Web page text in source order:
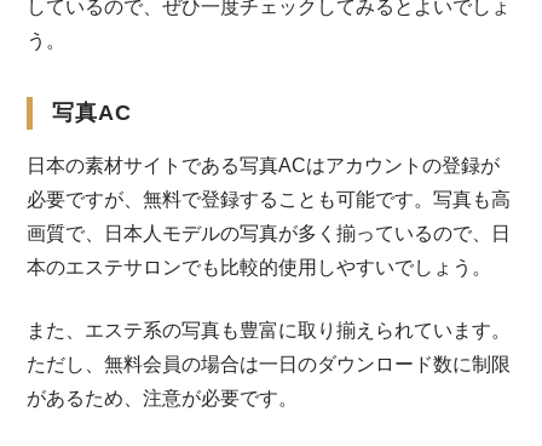
しているので、ぜひ一度チェックしてみるとよいでしょ
う。
写真AC
日本の素材サイトである写真ACはアカウントの登録が
必要ですが、無料で登録することも可能です。写真も高
画質で、日本人モデルの写真が多く揃っているので、日
本のエステサロンでも比較的使用しやすいでしょう。
また、エステ系の写真も豊富に取り揃えられています。
ただし、無料会員の場合は一日のダウンロード数に制限
があるため、注意が必要です。